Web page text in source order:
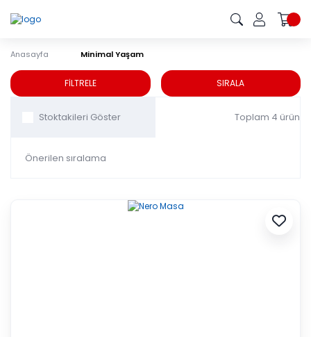
Anasayfa Minimal Yaşam
Minimal Yaşam
FİLTRELE SIRALA
Toplam 4 ürün